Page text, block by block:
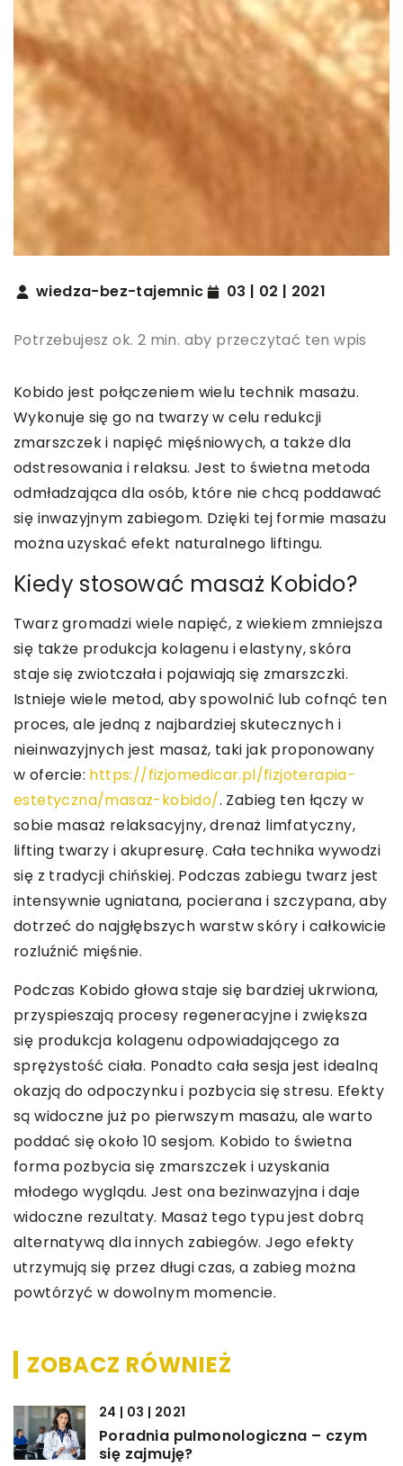
wiedza-bez-tajemnic 03 | 02 | 2021
Potrzebujesz ok. 2 min. aby przeczytać ten wpis
Kobido jest połączeniem wielu technik masażu.
Wykonuje się go na twarzy w celu redukcji
zmarszczek i napięć mięśniowych, a także dla
odstresowania i relaksu. Jest to świetna metoda
odmładzająca dla osób, które nie chcą poddawać
się inwazyjnym zabiegom. Dzięki tej formie masażu
można uzyskać efekt naturalnego liftingu.
Kiedy stosować masaż Kobido?
Twarz gromadzi wiele napięć, z wiekiem zmniejsza
się także produkcja kolagenu i elastyny, skóra
staje się zwiotczała i pojawiają się zmarszczki.
Istnieje wiele metod, aby spowolnić lub cofnąć ten
proces, ale jedną z najbardziej skutecznych i
nieinwazyjnych jest masaż, taki jak proponowany
w ofercie: https://fizjomedicar.pl/fizjoterapia-
estetyczna/masaz-kobido/. Zabieg ten łączy w
sobie masaż relaksacyjny, drenaż limfatyczny,
lifting twarzy i akupresurę. Cała technika wywodzi
się z tradycji chińskiej. Podczas zabiegu twarz jest
intensywnie ugniatana, pocierana i szczypana, aby
dotrzeć do najgłębszych warstw skóry i całkowicie
rozluźnić mięśnie.
Podczas Kobido głowa staje się bardziej ukrwiona,
przyspieszają procesy regeneracyjne i zwiększa
się produkcja kolagenu odpowiadającego za
sprężystość ciała. Ponadto cała sesja jest idealną
okazją do odpoczynku i pozbycia się stresu. Efekty
są widoczne już po pierwszym masażu, ale warto
poddać się około 10 sesjom. Kobido to świetna
forma pozbycia się zmarszczek i uzyskania
młodego wyglądu. Jest ona bezinwazyjna i daje
widoczne rezultaty. Masaż tego typu jest dobrą
alternatywą dla innych zabiegów. Jego efekty
utrzymują się przez długi czas, a zabieg można
powtórzyć w dowolnym momencie.
ZOBACZ RÓWNIEŻ
24 | 03 | 2021
Poradnia pulmonologiczna – czym
się zajmuję?